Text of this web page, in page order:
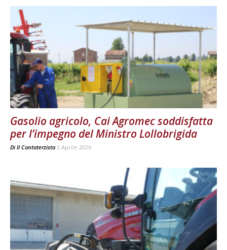
Gasolio agricolo, Cai Agromec soddisfatta
per l’impegno del Ministro Lollobrigida
Di Il Contoterzista 3 Aprile 2026